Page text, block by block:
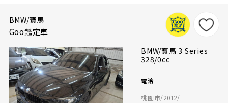
BMW/寶馬
Goo鑑定車
BMW/寶馬 3 Series
328/0cc
電洽
桃園市/2012/